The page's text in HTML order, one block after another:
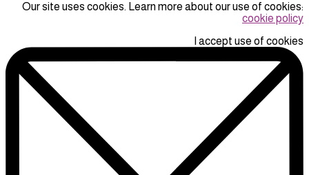
Our site uses cookies. Learn more about our use of cookies:
cookie policy
I accept use of cookies